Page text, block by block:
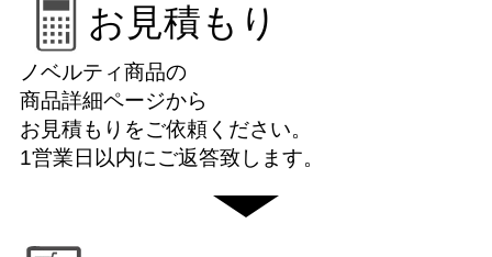
お見積もり
ノベルティ商品の
商品詳細ページから
お見積もりをご依頼ください。
1営業日以内にご返答致します。